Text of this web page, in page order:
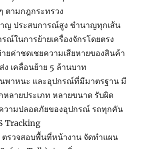
ตามกฎกระทรวง
ญ ประสบการณ์สูง ชำนาญทุกเส้น
ณ์ในการย้ายเครื่องจักรโดยตรง
ยค่าชดเชยความเสียหายของสินค้า
ง เคลื่อนย้าย 5 ล้านบาท
พาหนะ และอุปกรณ์ที่มีมาตรฐาน มี
หลายประเภท หลายขนาด รับผิด
วามปลอดภัยของอุปกรณ์ รถทุกคัน
Tracking
ตรวจสอบพื้นที่หน้างาน จัดทำแผน